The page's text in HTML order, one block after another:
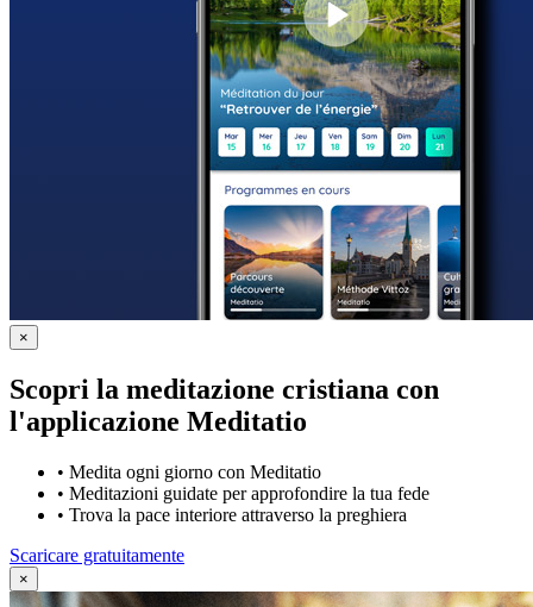
×
Scopri la meditazione cristiana con
l'applicazione Meditatio
• Medita ogni giorno con Meditatio
• Meditazioni guidate per approfondire la tua fede
• Trova la pace interiore attraverso la preghiera
Scaricare gratuitamente
×